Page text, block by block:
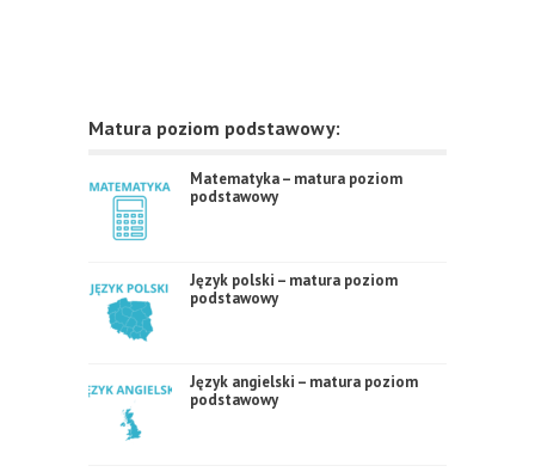
Matura poziom podstawowy:
Matematyka – matura poziom
podstawowy
Język polski – matura poziom
podstawowy
Język angielski – matura poziom
podstawowy